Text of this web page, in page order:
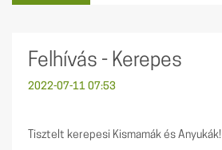
Felhívás - Kerepes
2022-07-11 07:53
Tisztelt kerepesi Kismamák és Anyukák!